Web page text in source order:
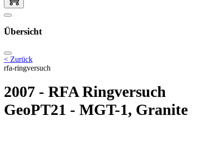
Übersicht
< Zurück
rfa-ringversuch
2007 - RFA Ringversuch
GeoPT21 - MGT-1, Granite